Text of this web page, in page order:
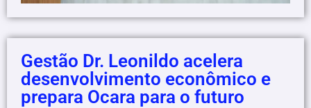
Gestão Dr. Leonildo acelera
desenvolvimento econômico e
prepara Ocara para o futuro